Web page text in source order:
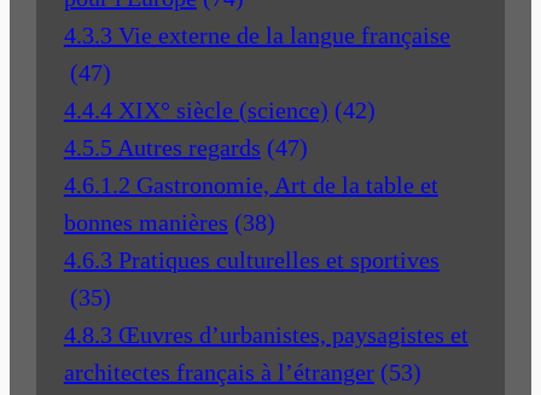
4.3.3 Vie externe de la langue française
(47)
4.4.4 XIX° siècle (science) (42)
4.5.5 Autres regards (47)
4.6.1.2 Gastronomie, Art de la table et
bonnes manières (38)
4.6.3 Pratiques culturelles et sportives
(35)
4.8.3 Œuvres d’urbanistes, paysagistes et
architectes français à l’étranger (53)